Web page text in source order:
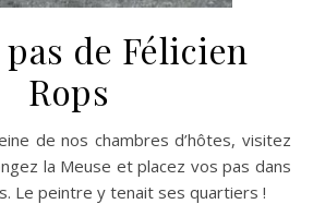
de Félicien
Rops
la Meuse et placez vos pas dans
Le peintre y tenait ses quartiers !